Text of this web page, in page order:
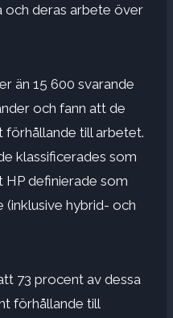
och deras arbete över
än 15 600 svarande
och fann att de
till arbetet.
klassificerades som
HP definierade som
hybrid- och
73 procent av dessa
förhållande till